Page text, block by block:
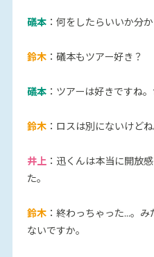
礒本：何をしたらいいか分か
鈴木：礒本もツアー好き？
礒本：ツアーは好きですね。
鈴木：ロスは別にないけどね
井上：迅くんは本当に開放
た。
鈴木：終わっちゃった...。
ないですか。